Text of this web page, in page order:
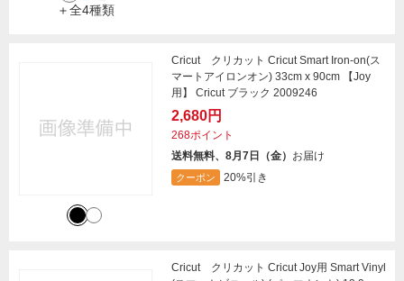
＋全4種類
Cricut クリカット Cricut Smart Iron-on(ス
マートアイロンオン) 33cm x 90cm 【Joy
用】 Cricut ブラック 2009246
2,680円
268ポイント
送料無料、8月7日（金） お届け
クーポン 20%引き
Cricut クリカット Cricut Joy用 Smart Vinyl